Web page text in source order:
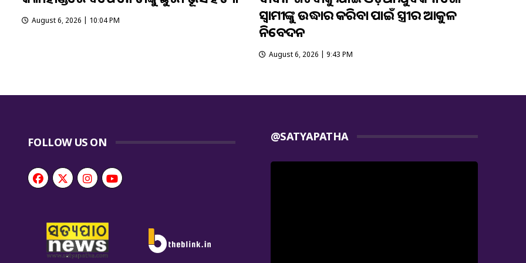
August 6, 2026 | 10:04 PM
ସ୍ବାମୀଙ୍କୁ ଉଦ୍ଧାର କରିବା ପାଇଁ ସ୍ତ୍ରୀର ଆକୁଳ
ନିବେଦନ
August 6, 2026 | 9:43 PM
FOLLOW US ON @SATYAPATHA